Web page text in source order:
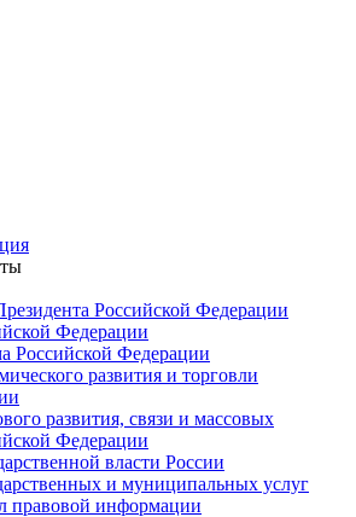
Российской Федерации
Федерации
Российской Федерации
развития и торговли
развития, связи и массовых
Федерации
власти России
и муниципальных услуг
правовой информации